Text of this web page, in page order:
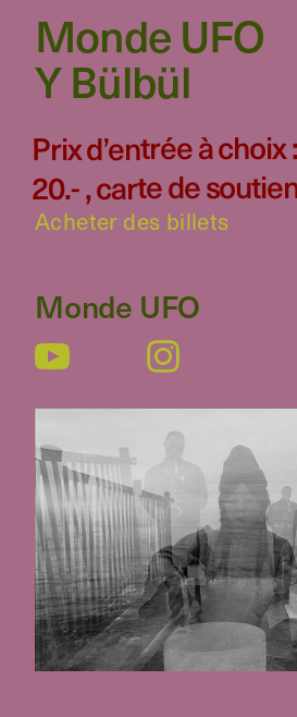
Monde UFO
Y Bülbül
Prix d’entrée à choix
20.- , carte de
Acheter des billets
Monde UFO